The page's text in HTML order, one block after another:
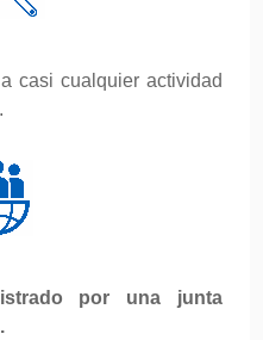
casi cualquier actividad
por una junta